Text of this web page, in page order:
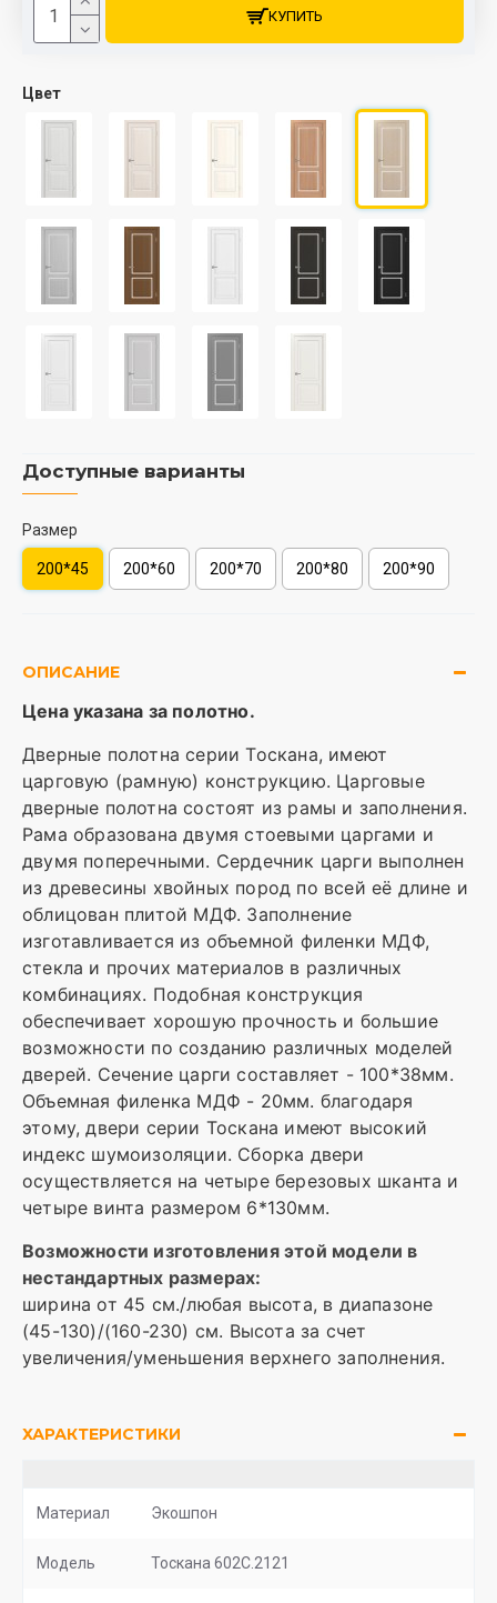
Цвет
Доступные варианты
Размер
200*45 200*60 200*70 200*80 200*90
КУПИТЬ
ОПИСАНИЕ
Цена указана за полотно.
Дверные полотна серии Тоскана, имеют
царговую (рамную) конструкцию. Царговые
дверные полотна состоят из рамы и заполнения.
Рама образована двумя стоевыми царгами и
двумя поперечными. Сердечник царги выполнен
из древесины хвойных пород по всей её длине и
облицован плитой МДФ. Заполнение
изготавливается из объемной филенки МДФ,
стекла и прочих материалов в различных
комбинациях. Подобная конструкция
обеспечивает хорошую прочность и большие
возможности по созданию различных моделей
дверей. Сечение царги составляет - 100*38мм.
Объемная филенка МДФ - 20мм. благодаря
этому, двери серии Тоскана имеют высокий
индекс шумоизоляции. Сборка двери
осуществляется на четыре березовых шканта и
четыре винта размером 6*130мм.
Возможности изготовления этой модели в
нестандартных размерах:
ширина от 45 см./любая высота, в диапазоне
(45-130)/(160-230) см. Высота за счет
увеличения/уменьшения верхнего заполнения.
ХАРАКТЕРИСТИКИ
Материал Экошпон
Модель Тоскана 602С.2121